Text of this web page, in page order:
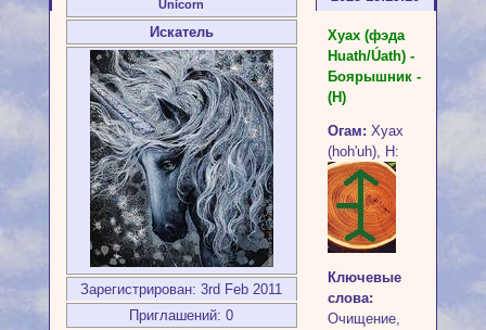
Unicorn
Искатель
Зарегистрирован: 3rd Feb 2011
Приглашений: 0
Хуах (фэда
Huath/Úath) -
Боярышник -
(H)
Огам: Хуах
(hoh'uh), H:
Ключевые
слова:
Очищение,